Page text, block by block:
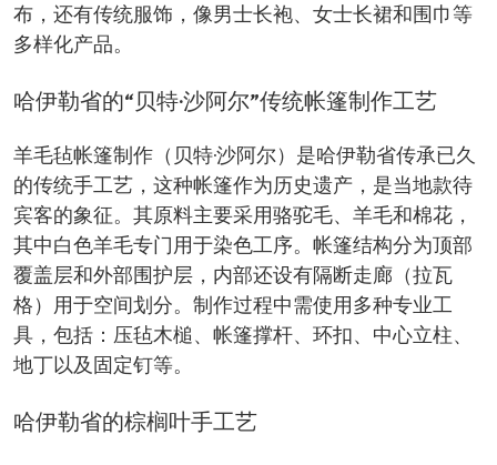
布，还有传统服饰，像男士长袍、女士长裙和围巾等
多样化产品。
哈伊勒省的“贝特·沙阿尔”传统帐篷制作工艺
羊毛毡帐篷制作（贝特·沙阿尔）是哈伊勒省传承已久
的传统手工艺，这种帐篷作为历史遗产，是当地款待
宾客的象征。其原料主要采用骆驼毛、羊毛和棉花，
其中白色羊毛专门用于染色工序。帐篷结构分为顶部
覆盖层和外部围护层，内部还设有隔断走廊（拉瓦
格）用于空间划分。制作过程中需使用多种专业工
具，包括：压毡木槌、帐篷撑杆、环扣、中心立柱、
地丁以及固定钉等。
哈伊勒省的棕榈叶手工艺